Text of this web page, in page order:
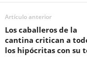
Artículo anterior
Los caballeros de la
cantina critican a
los hipócritas con su